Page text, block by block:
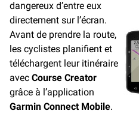
dangereux d’entre eux
directement sur l’écran.
Avant de prendre la route,
les cyclistes planifient et
téléchargent leur itinéraire
avec Course Creator
grâce à l’application
Garmin Connect Mobile.